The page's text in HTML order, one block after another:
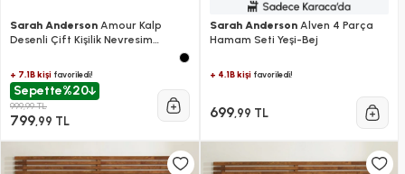
Sarah Anderson Amour Kalp
Desenli Çift Kişilik Nevresim
+ 7.1B kişi favoriledi!
Sepette%20
999,99 TL
799,99 TL
Sarah AndersonAlven 4 Parça
Hamam Seti Yeşi-Bej
+ 4.1B kişifavoriledi!
699,99 TL